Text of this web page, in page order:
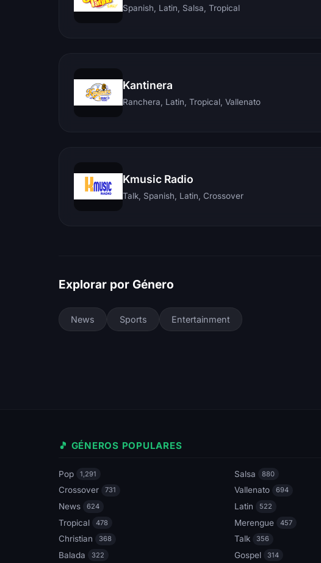
Spanish, Latin, Salsa, Tropical
Kantinera
Ranchera, Latin, Tropical, Vallenato
Kmusic Radio
Talk, Spanish, Latin, Crossover
Explorar por Género
News Sports Entertainment
🎵 GÉNEROS POPULARES
Pop 1,291 Salsa 880
Crossover 731 Vallenato 694
News 624 Latin 522
Tropical 478 Merengue 457
Christian 368 Talk 356
Balada 322 Gospel 314